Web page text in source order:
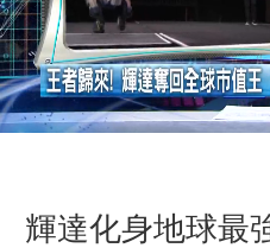
輝達化身地球最